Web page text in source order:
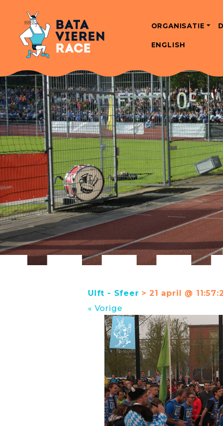
ORGANISATIE
ENGLISH
Ulft - Sfeer > 21 april @
« Vorige